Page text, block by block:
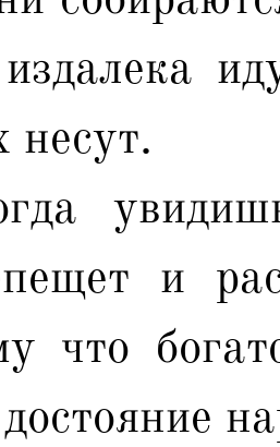
несут.
и
что